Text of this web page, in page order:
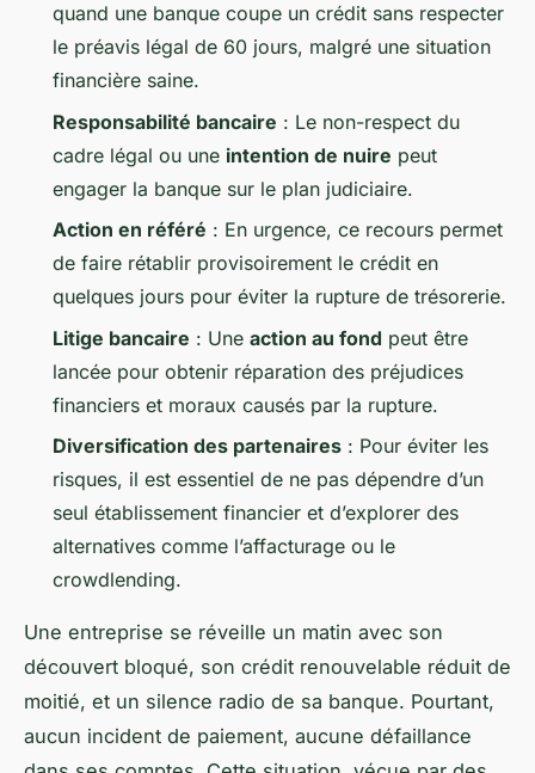
quand une banque coupe un crédit sans respecter
le préavis légal de 60 jours, malgré une situation
financière saine.
Responsabilité bancaire : Le non-respect du
cadre légal ou une intention de nuire peut
engager la banque sur le plan judiciaire.
Action en référé : En urgence, ce recours permet
de faire rétablir provisoirement le crédit en
quelques jours pour éviter la rupture de trésorerie.
Litige bancaire : Une action au fond peut être
lancée pour obtenir réparation des préjudices
financiers et moraux causés par la rupture.
Diversification des partenaires : Pour éviter les
risques, il est essentiel de ne pas dépendre d’un
seul établissement financier et d’explorer des
alternatives comme l’affacturage ou le
crowdlending.
Une entreprise se réveille un matin avec son
découvert bloqué, son crédit renouvelable réduit de
moitié, et un silence radio de sa banque. Pourtant,
aucun incident de paiement, aucune défaillance